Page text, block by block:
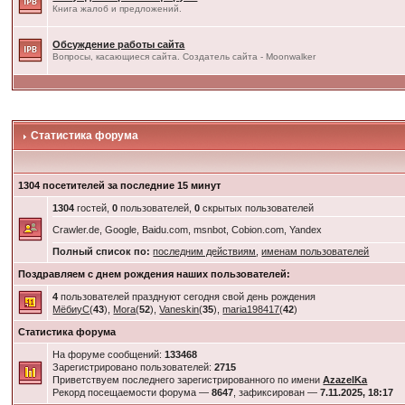
Книга жалоб и предложений.
Обсуждение работы сайта
Вопросы, касающиеся сайта. Создатель сайта - Moonwalker
Статистика форума
1304 посетителей за последние 15 минут
1304 гостей,0 пользователей,0 скрытых пользователей
Crawler.de, Google, Baidu.com, msnbot, Cobion.com, Yandex
Полный список по: последним действиям ,именам пользователей
Поздравляем с днем рождения наших пользователей:
4 пользователей празднуют сегодня свой день рождения
МёбиуС(43), Mora(52),Vaneskin(35),maria198417(42)
Статистика форума
На форуме сообщений:133468
Зарегистрировано пользователей:2715
Приветствуем последнего зарегистрированного по имениAzazelKa
Рекорд посещаемости форума —8647 , зафиксирован —7.11.2025, 18:17